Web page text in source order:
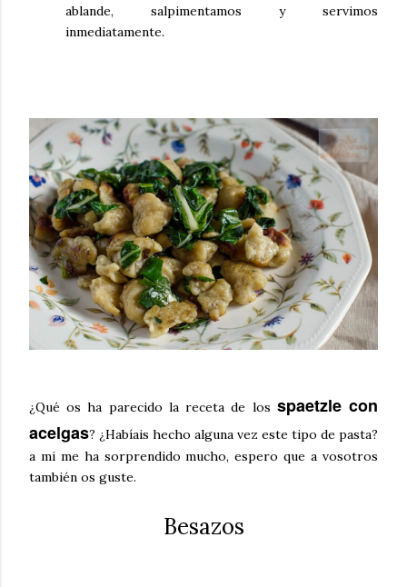
ablande, salpimentamos y servimos
inmediatamente.
¿Qué os ha parecido la receta de los spaetzle con
acelgas? ¿Habíais hecho alguna vez este tipo de pasta?
a mi me ha sorprendido mucho, espero que a vosotros
también os guste.
Besazos